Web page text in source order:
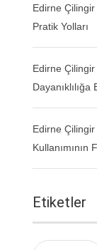
Edirne Çilingir
Pratik Yolları
Edirne Çilingir
Dayanıklılığa
Edirne Çilingir
Kullanımının
Etiketler